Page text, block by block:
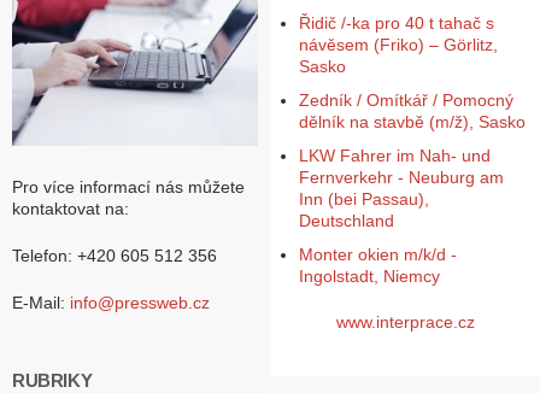
Pro více informací nás můžete
kontaktovat na:
Telefon: +420 605 512 356
E-Mail: info@pressweb.cz
RUBRIKY
Řidič /-ka pro 40 t tahač s
návěsem (Friko) – Görlitz,
Sasko
Zedník / Omítkář / Pomocný
dělník na stavbě (m/ž), Sasko
LKW Fahrer im Nah- und
Fernverkehr - Neuburg am
Inn (bei Passau),
Deutschland
Monter okien m/k/d -
Ingolstadt, Niemcy
www.interprace.cz